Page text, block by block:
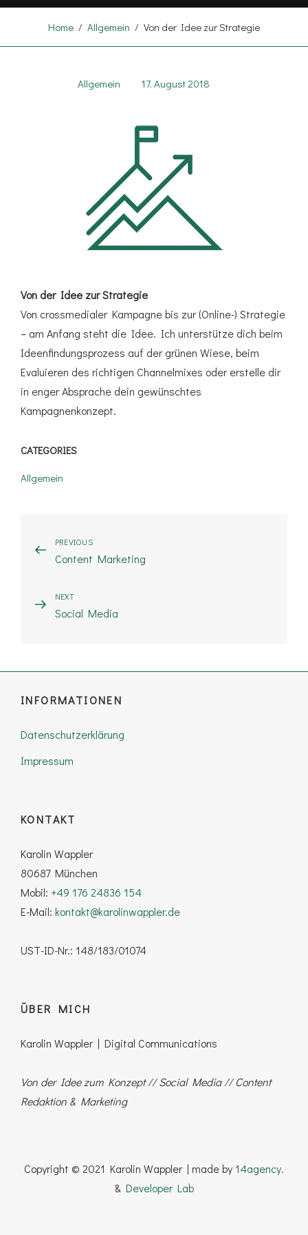
Home / Allgemein / Von der Idee zur Strategie
Allgemein 17. August 2018
Von der Idee zur Strategie
Von crossmedialer Kampagne bis zur (Online-) Strategie
– am Anfang steht die Idee. Ich unterstütze dich beim
Ideenfindungsprozess auf der grünen Wiese, beim
Evaluieren des richtigen Channelmixes oder erstelle dir
in enger Absprache dein gewünschtes
Kampagnenkonzept.
CATEGORIES
Allgemein
Beitragsnavigation
Previous
Post
PREVIOUS
Content Marketing
Next
Post
NEXT
Social Media
INFORMATIONEN
Datenschutzerklärung
Impressum
KONTAKT
Karolin Wappler
80687 München
Mobil: +49 176 24836 154
E-Mail: kontakt@karolinwappler.de
UST-ID-Nr.: 148/183/01074
ÜBER MICH
Karolin Wappler | Digital Communications
Von der Idee zum Konzept //SocialMedia // Content
Redaktion & Marketing
Copyright © 2021 Karolin Wappler | made by14agency.
& Developer Lab